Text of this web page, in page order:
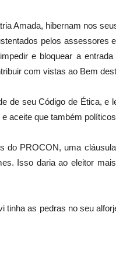
Amada, hibernam nos
pelos assessores
e bloquear a entrada
com vistas ao Bem
de seu Código de Ética, e
aceite que também
do PROCON, uma
Isso daria ao eleitor
tinha as pedras no seu